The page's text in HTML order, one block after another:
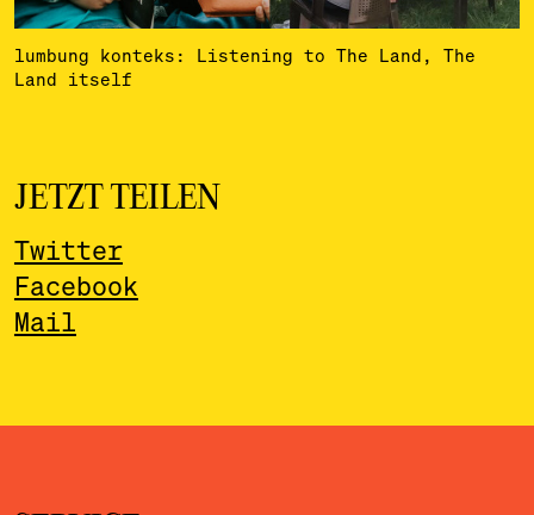
lumbung konteks: Listening to The Land, The
Land itself
JETZT TEILEN
Twitter
Facebook
Mail